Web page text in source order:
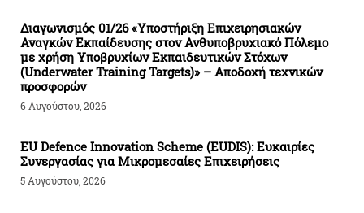
Διαγωνισμός 01/26 «Υποστήριξη Επιχειρησιακών
Αναγκών Εκπαίδευσης στον Ανθυποβρυχιακό Πόλεμο
με χρήση Υποβρυχίων Εκπαιδευτικών Στόχων
(Underwater Training Targets)» – Αποδοχή τεχνικών
προσφορών
6 Αυγούστου, 2026
EU Defence Innovation Scheme (EUDIS): Ευκαιρίες
Συνεργασίας για Μικρομεσαίες Επιχειρήσεις
5 Αυγούστου, 2026